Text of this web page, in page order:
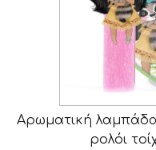
Αρωματική
ρολόι